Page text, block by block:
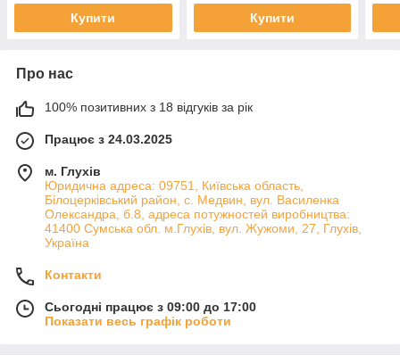
Купити Купити
Про нас
100% позитивних з 18 відгуків за рік
Працює з 24.03.2025
м. Глухів
Юридична адреса: 09751, Київська область,
Білоцерківський район, с. Медвин, вул. Василенка
Олександра, б.8, адреса потужностей виробництва:
41400 Сумська обл. м.Глухів, вул. Жужоми, 27, Глухів,
Україна
Контакти
Сьогодні працює з 09:00 до 17:00
Показати весь графік роботи